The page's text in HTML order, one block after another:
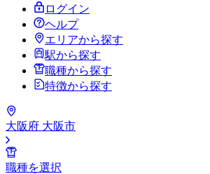
ログイン
ヘルプ
エリアから探す
駅から探す
職種から探す
特徴から探す
大阪府 大阪市
職種を選択